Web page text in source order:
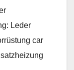
Leder
car